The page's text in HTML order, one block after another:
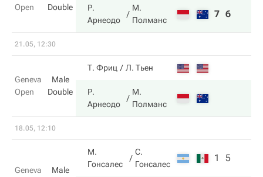
Open
Double
Р.
Арнеодо
М.
Полманс
7 6
21.05, 12:30
Geneva
Open
Male
Double
Т. Фриц Л. Тьен
Р.
Арнеодо
М.
Полманс
18.05, 12:10
Geneva
Male
М.
Гонсалес
С.
Гонсалес
1 5